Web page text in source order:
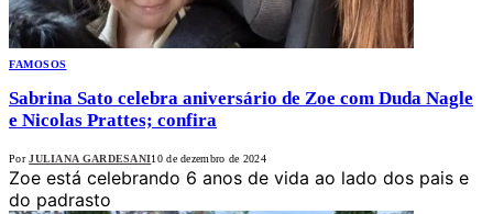
FAMOSOS
Sabrina Sato celebra aniversário de Zoe com Duda Nagle
e Nicolas Prattes; confira
Por JULIANA GARDESANI10 de dezembro de 2024
Zoe está celebrando 6 anos de vida ao lado dos pais e
do padrasto